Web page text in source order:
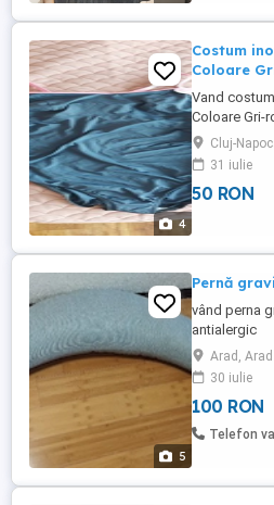
4
Costum
Coloare
Vand
Coloare Gri-
Cluj-
31 iulie
50 RON
5
Pernă
vând perna
antialergic
Arad, Arad
30 iulie
100 RON
Telefon